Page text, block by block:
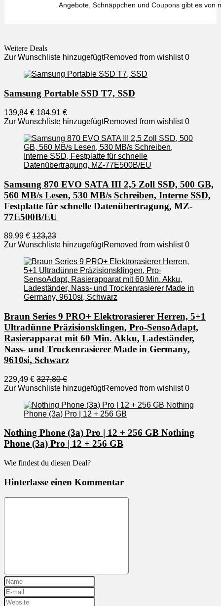
Angebote, Schnäppchen und Coupons gibt es von
Weitere Deals
Zur Wunschliste hinzugefügtRemoved from wishlist 0
Samsung Portable SSD T7, SSD
139,84 € 184,91 €
Zur Wunschliste hinzugefügtRemoved from wishlist 0
Samsung 870 EVO SATA III 2,5 Zoll SSD, 500 GB,
560 MB/s Lesen, 530 MB/s Schreiben, Interne SSD,
Festplatte für schnelle Datenübertragung, MZ-
77E500B/EU
89,99 € 123,23
Zur Wunschliste hinzugefügtRemoved from wishlist 0
Braun Series 9 PRO+ Elektrorasierer Herren, 5+1
Ultradünne Präzisionsklingen, Pro-SensoAdapt,
Rasierapparat mit 60 Min. Akku, Ladeständer,
Nass- und Trockenrasierer Made in Germany,
9610si, Schwarz
229,49 € 327,80 €
Zur Wunschliste hinzugefügtRemoved from wishlist 0
Nothing Phone (3a) Pro | 12 + 256 GB Nothing
Phone (3a) Pro | 12 + 256 GB
Wie findest du diesen Deal?
Hinterlasse einen Kommentar